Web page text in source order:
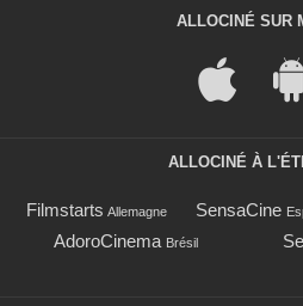
ALLOCINÉ SUR
ALLOCINÉ À
Filmstarts Allemagne SensaCine
AdoroCinema Brésil